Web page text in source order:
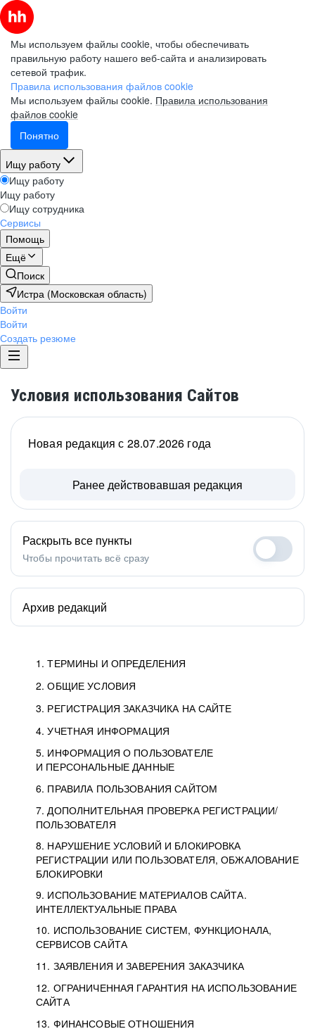
Мы используем файлы cookie, чтобы обеспечивать
правильную работу нашего веб-сайта и анализировать
сетевой трафик.
Правила использования файлов cookie
Мы используем файлы cookie. Правила использования
файлов cookie
Понятно
Ищу работу
Ищу работу
Ищу работу
Ищу сотрудника
Сервисы
Помощь
Ещё
Поиск
Истра (Московская область)
Войти
Войти
Создать резюме
Условия использования Сайтов
1. ТЕРМИНЫ И ОПРЕДЕЛЕНИЯ
2. ОБЩИЕ УСЛОВИЯ
3. РЕГИСТРАЦИЯ ЗАКАЗЧИКА НА САЙТЕ
4. УЧЕТНАЯ ИНФОРМАЦИЯ
5. ИНФОРМАЦИЯ О ПОЛЬЗОВАТЕЛЕ
И ПЕРСОНАЛЬНЫЕ ДАННЫЕ
6. ПРАВИЛА ПОЛЬЗОВАНИЯ САЙТОМ
7. ДОПОЛНИТЕЛЬНАЯ ПРОВЕРКА РЕГИСТРАЦИИ/
ПОЛЬЗОВАТЕЛЯ
8. НАРУШЕНИЕ УСЛОВИЙ И БЛОКИРОВКА
РЕГИСТРАЦИИ ИЛИ ПОЛЬЗОВАТЕЛЯ, ОБЖАЛОВАНИЕ
БЛОКИРОВКИ
9. ИСПОЛЬЗОВАНИЕ МАТЕРИАЛОВ САЙТА.
ИНТЕЛЛЕКТУАЛЬНЫЕ ПРАВА
10. ИСПОЛЬЗОВАНИЕ СИСТЕМ, ФУНКЦИОНАЛА,
СЕРВИСОВ САЙТА
11. ЗАЯВЛЕНИЯ И ЗАВЕРЕНИЯ ЗАКАЗЧИКА
12. ОГРАНИЧЕННАЯ ГАРАНТИЯ НА ИСПОЛЬЗОВАНИЕ
САЙТА
13. ФИНАНСОВЫЕ ОТНОШЕНИЯ
Новая редакция с 28.07.2026 года
Ранее действовавшая редакция
Раскрыть все пункты
Чтобы прочитать всё сразу
Архив редакций